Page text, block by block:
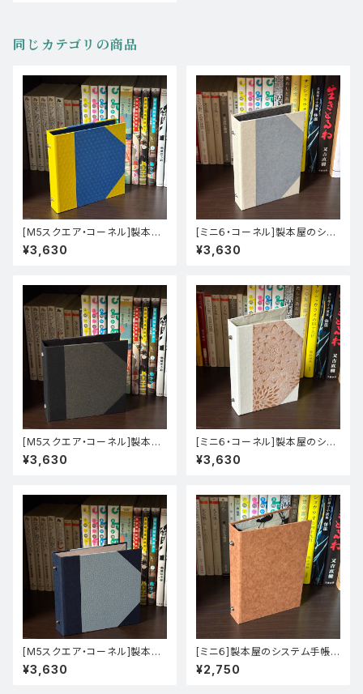
同じカテゴリの商品
[M5スクエア・コーネル]製本屋
のシステム手帳バインダー【玉し
き】
¥3,630
[ミニ６・コーネル]製本屋のシス
テム手帳バインダー【コーネル装
（ファーストヴィンテージ）】
¥3,630
[M5スクエア・コーネル]製本屋
のシステム手帳バインダー【かぐ
や／ミランダ】
¥3,630
[ミニ６・コーネル]製本屋のシス
テム手帳バインダー【コーネル装
（プリントペーパー）】
¥3,630
[M5スクエア・コーネル]製本屋
のシステム手帳バインダー【江戸
小染はな／ビオトープ】
¥3,630
[ミニ６]製本屋のシステム手帳バ
インダー【羊皮紙（茶）×プリント
ペーパー（ロクタ／黒鳥）】
¥2,750